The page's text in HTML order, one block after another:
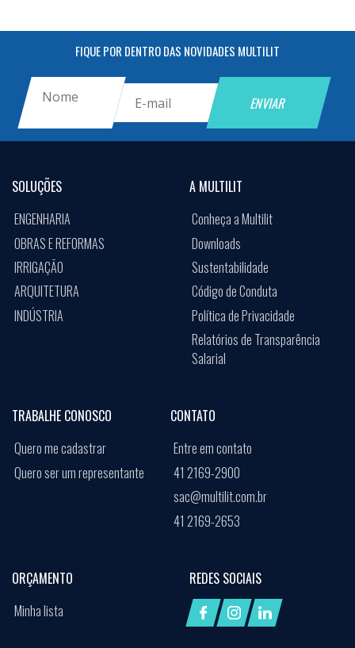
FIQUE POR DENTRO DAS NOVIDADES MULTILIT
SOLUÇÕES
ENGENHARIA
OBRAS E REFORMAS
IRRIGAÇÃO
ARQUITETURA
INDÚSTRIA
A MULTILIT
Conheça a Multilit
Downloads
Sustentabilidade
Código de Conduta
Política de Privacidade
Relatórios de Transparência
Salarial
ORÇAMENTO
Minha lista
TRABALHE CONOSCO
Quero me cadastrar
Quero ser um representante
CONTATO
Entre em contato
41 2169-2900
sac@multilit.com.br
41 2169-2653
REDES SOCIAIS